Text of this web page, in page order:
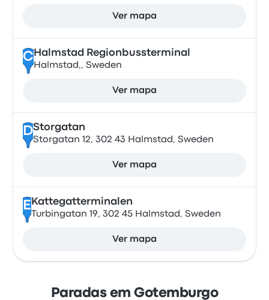
Ver mapa
CHalmstad Regionbussterminal
Halmstad,, Sweden
Ver mapa
DStorgatan
Storgatan 12, 302 43 Halmstad, Sweden
Ver mapa
E Kattegatterminalen
Turbingatan 19, 302 45 Halmstad, Sweden
Ver mapa
Paradas em Gotemburgo